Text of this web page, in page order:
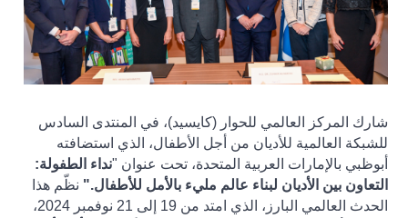
شارك المركز العالمي للحوار (كايسيد)، في المنتدى السادس
للشبكة العالمية للأديان من أجل الأطفال، الذي استضافته
أبوظبي بالإمارات العربية المتحدة، تحت عنوان "نداء الطفولة:
التعاون بين الأديان لبناء عالم مليء بالأمل للأطفال". نظّم هذا
الحدث العالمي البارز، الذي امتد من 19 إلى 21 نوفمبر 2024،